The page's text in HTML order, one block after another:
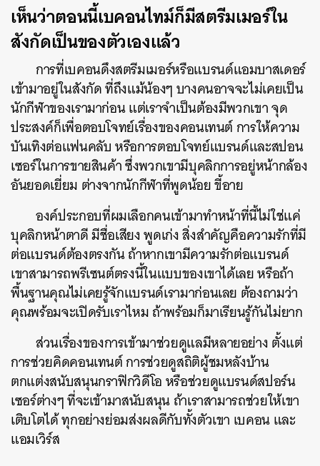
เห็นว่าตอนนี้เบคอนไทม์ก็มีสตรีมเมอร์ใน
สังกัดเป็นของตัวเองแล้ว
การที่เบคอนดึงสตรีมเมอร์หรือแบรนด์แอมบาสเดอร์
เข้ามาอยู่ในสังกัด ที่ถึงแม้น้องๆ บางคนอาจจะไม่เคยเป็น
นักกีฬาของเรามาก่อน แต่เราจำเป็นต้องมีพวกเขา จุด
ประสงค์ก็เพื่อตอบโจทย์เรื่องของคอนเทนต์ การให้ความ
บันเทิงต่อแฟนคลับ หรือการตอบโจทย์แบรนด์และสปอน
เซอร์ในการขายสินค้า ซึ่งพวกเขามีบุคลิกการอยู่หน้ากล้อง
อันยอดเยี่ยม ต่างจากนักกีฬาที่พูดน้อย ขี้อาย
องค์ประกอบที่ผมเลือกคนเข้ามาทำหน้าที่นี้ไม่ใช่แค่
บุคลิกหน้าตาดี มีชื่อเสียง พูดเก่ง สิ่งสำคัญคือความรักที่มี
ต่อแบรนด์ต้องตรงกัน ถ้าหากเขามีความรักต่อแบรนด์
เขาสามารถพรีเซนต์ตรงนี้ในแบบของเขาได้เลย หรือถ้า
พื้นฐานคุณไม่เคยรู้จักแบรนด์เรามาก่อนเลย ต้องถามว่า
คุณพร้อมจะเปิดรับเราไหม ถ้าพร้อมก็มาเรียนรู้กันไม่ยาก
ส่วนเรื่องของการเข้ามาช่วยดูแลมีหลายอย่าง ตั้งแต่
การช่วยคิดคอนเทนต์ การช่วยดูสถิติผู้ชมหลังบ้าน
ตกแต่งสนับสนุนกราฟิกวิดีโอ หรือช่วยดูแบรนด์สปอร์น
เซอร์ต่างๆ ที่จะเข้ามาสนับสนุน ถ้าเราสามารถช่วยให้เขา
เติบโตได้ ทุกอย่างย่อมส่งผลดีกับทั้งตัวเขา เบคอน และ
แอมเวิร์ส